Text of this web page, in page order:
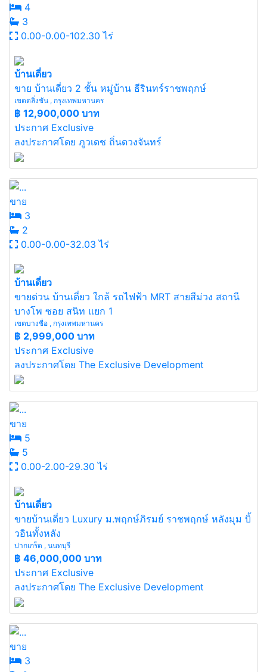
4
3
0.00-0.00-102.30 ไร่
บ้านเดี่ยว
ขาย บ้านเดี่ยว 2 ชั้น หมู่บ้าน ธีรินทร์ราชพฤกษ์
เขตตลิ่งชัน , กรุงเทพมหานคร
฿ 12,900,000 บาท
ประกาศ Exclusive
ลงประกาศโดย ภูวเดช ถิ่นดวงจันทร์
ขาย
3
2
0.00-0.00-32.03 ไร่
บ้านเดี่ยว
ขายด่วน บ้านเดี่ยว ใกล้ รถไฟฟ้า MRT สายสีม่วง สถานี
บางโพ ซอย สนิท แยก 1
เขตบางซื่อ , กรุงเทพมหานคร
฿ 2,999,000 บาท
ประกาศ Exclusive
ลงประกาศโดย The Exclusive Development
ขาย
5
5
0.00-2.00-29.30 ไร่
บ้านเดี่ยว
ขายบ้านเดี่ยว Luxury ม.พฤกษ์ภิรมย์ ราชพฤกษ์ หลังมุม บิ้
วอินทั้งหลัง
ปากเกร็ด , นนทบุรี
฿ 46,000,000 บาท
ประกาศ Exclusive
ลงประกาศโดย The Exclusive Development
ขาย
3